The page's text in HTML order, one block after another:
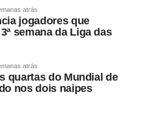
LinkedIn
Share
atrás
jogadores que
semana da Liga das
atrás
quartas do Mundial de
nos dois naipes